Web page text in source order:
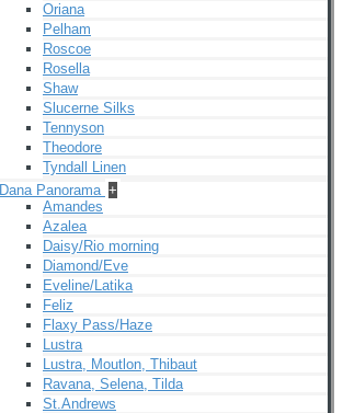
Oriana
Pelham
Roscoe
Rosella
Shaw
Slucerne Silks
Tennyson
Theodore
Tyndall Linen
Dana Panorama +
Amandes
Azalea
Daisy/Rio morning
Diamond/Eve
Eveline/Latika
Feliz
Flaxy Pass/Haze
Lustra
Lustra, Moutlon, Thibaut
Ravana, Selena, Tilda
St.Andrews